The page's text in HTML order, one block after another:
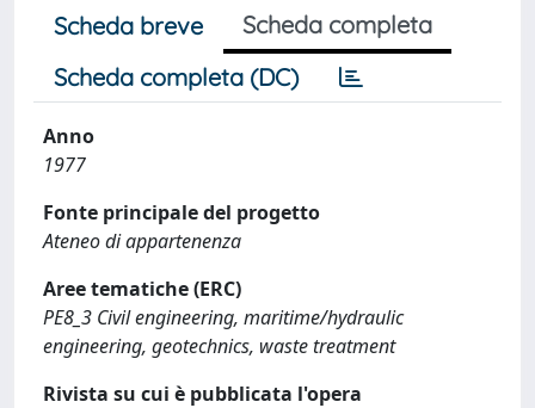
Scheda breve
Scheda completa
Scheda completa (DC)
Anno
1977
Fonte principale del progetto
Ateneo di appartenenza
Aree tematiche (ERC)
PE8_3 Civil engineering, maritime/hydraulic
engineering, geotechnics, waste treatment
Rivista su cui è pubblicata l'opera